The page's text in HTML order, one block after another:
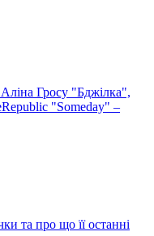
Гросу "Бджілка",
"Someday" –
та про що її останні